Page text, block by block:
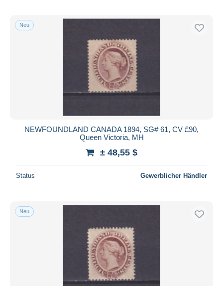
Neu
NEWFOUNDLAND CANADA 1894, SG# 61, CV £90,
Queen Victoria, MH
± 48,55 $
Status Gewerblicher Händler
Neu